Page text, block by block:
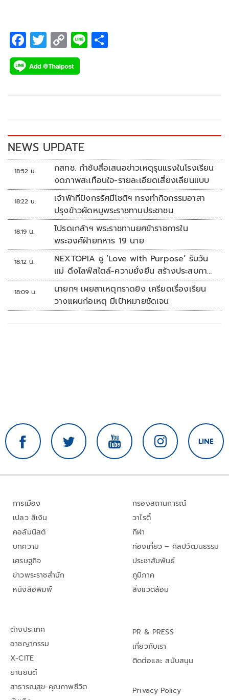
F
ac
e
k
T
wi
tt
C
o
p
k
Li
NEWS UPDATE
18:52 น.
กสทช. กำชับสื่อเสนอข่าวเหตุรุนแรงในโรงเรียน
งดภาพสะเทือนใจ-รายละเอียดเสี่ยงเลียนแบบ
18:22 น.
เจ้าฟ้าทีปังกรรัศมีโชติฯ ทรงทำกิจกรรมอาสา
ปรุงข้าวผัดหมูพระราชทานประชาชน
18:19 น.
โปรดเกล้าฯ พระราชทานยศข้าราชการใน
พระองค์ฝ่ายทหาร 19 นาย
18:12 น.
NEXTOPIA ชู ‘Love with Purpose’ รับวัน
แม่ ดึงไลฟ์สไตล์-ความยั่งยืน สร้างประสบกา
รณ์ช้อปปิงมีความหมาย
18:09 น.
นายกฯ เผยสาเหตุกราดยิง เครียดเรื่องเรียน
วางแผนก่อเหตุ มีเป้าหมายชัดเจน
การเมือง
เปลว สีเงิน
คอลัมนิสต์
บทความ
เศรษฐกิจ
ข่าวพระราชสำนัก
หนังสือพิมพ์
กรองสถานการณ์
วาไรตี้
กีฬา
ท่องเที่ยว – ศิลปวัฒนธรรม
ประชาสัมพันธ์
ภูมิภาค
สิ่งแวดล้อม
ต่างประเทศ
อาชญากรรม
X-CITE
ยานยนต์
สาธารณสุข-คุณภาพชีวิต
PR & PRESS
เกี่ยวกับเรา
ติดต่อและ สนับสนุน
Privacy Policy